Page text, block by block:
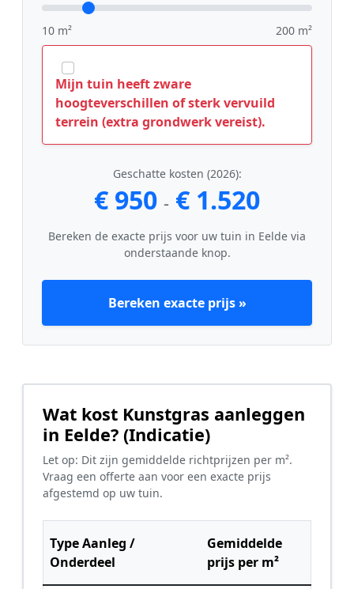
10 m² 200 m²
Mijn tuin heeft zware
hoogteverschillen of sterk vervuild
terrein (extra grondwerk vereist).
Geschatte kosten (2026):
€ 950 - € 1.520
Bereken de exacte prijs voor uw tuin in Eelde via
onderstaande knop.
Bereken exacte prijs »
Wat kost Kunstgras aanleggen
in Eelde? (Indicatie)
Let op: Dit zijn gemiddelde richtprijzen per m².
Vraag een offerte aan voor een exacte prijs
afgestemd op uw tuin.
Type Aanleg /
Onderdeel
Gemiddelde
prijs per m²